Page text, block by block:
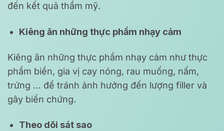
đến kết quả thẩm mỹ.
Kiêng ăn những thực phẩm nhạy cảm
Kiêng ăn những thực phẩm nhạy cảm như thực
phẩm biển, gia vị cay nóng, rau muống, nấm,
trứng … để tránh ảnh hưởng đến lượng filler và
gây biến chứng.
Theo dõi sát sao